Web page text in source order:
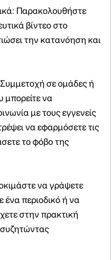
Παρακολουθήστε
βίντεο στο
την κατανόηση και
σε ομάδες ή
μπορείτε να
με τους εγγενείς
να εφαρμόσετε τις
το φόβο της
να γράψετε
περιοδικό ή να
στην πρακτική